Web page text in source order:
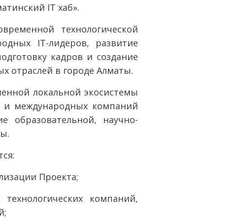
IT хаб».
технологической
IT-лидеров, развитие
кадров и создание
отраслей в городе Алматы.
локальной экосистемы
и международных компаний
образовательной, научно-
Проекта;
компаний,